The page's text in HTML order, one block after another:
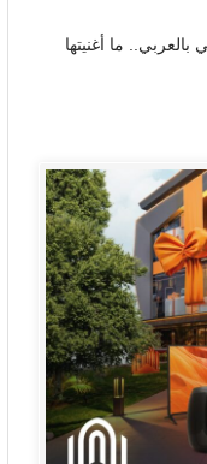
بالعربي.. ما أغنيتها